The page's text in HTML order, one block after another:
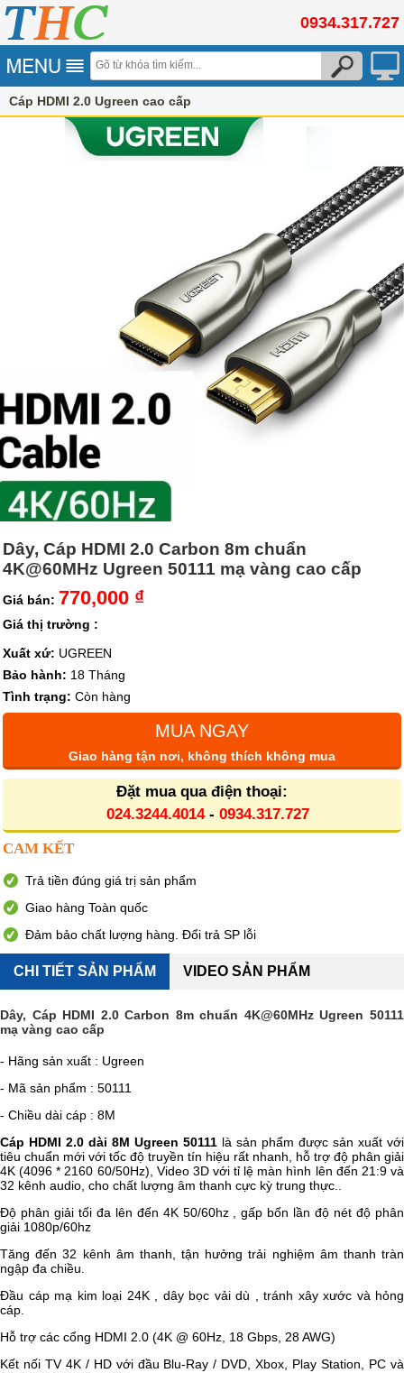
0934.317.727
Cáp HDMI 2.0 Ugreen cao cấp
Dây, Cáp HDMI 2.0 Carbon 8m chuẩn
4K@60MHz Ugreen 50111 mạ vàng cao cấp
Giá bán: 770,000 ₫
Giá thị trường :
Xuất xứ: UGREEN
Bảo hành: 18 Tháng
Tình trạng: Còn hàng
MUA NGAY
Giao hàng tận nơi, không thích không mua
Đặt mua qua điện thoại:
024.3244.4014- 0934.317.727
CAM KẾT
Trả tiền đúng giá trị sản phẩm
Giao hàng Toàn quốc
Đảm bảo chất lượng hàng. Đổi trả SP lỗi
CHI TIẾT SẢN PHẨM VIDEO SẢN PHẨM
Dây, Cáp HDMI 2.0 Carbon 8m chuẩn 4K@60MHz Ugreen 50111
mạ vàng cao cấp
- Hãng sản xuất : Ugreen
- Mã sản phẩm : 50111
- Chiều dài cáp : 8M
Cáp HDMI 2.0 dài 8M Ugreen 50111 là sản phẩm được sản xuất với
tiêu chuẩn mới với tốc độ truyền tín hiệu rất nhanh, hỗ trợ độ phân giải
4K (4096 * 2160 60/50Hz), Video 3D với tỉ lệ màn hình lên đến 21:9 và
32 kênh audio, cho chất lượng âm thanh cực kỳ trung thực..
Độ phân giải tối đa lên đến 4K 50/60hz , gấp bốn lần độ nét độ phân
giải 1080p/60hz
Tăng đến 32 kênh âm thanh, tận hưởng trải nghiệm âm thanh tràn
ngập đa chiều.
Đầu cáp mạ kim loại 24K , dây bọc vải dù , tránh xây xước và hỏng
cáp.
Hỗ trợ các cổng HDMI 2.0 (4K @ 60Hz, 18 Gbps, 28 AWG)
Kết nối TV 4K / HD với đầu Blu-Ray / DVD, Xbox, Play Station, PC và